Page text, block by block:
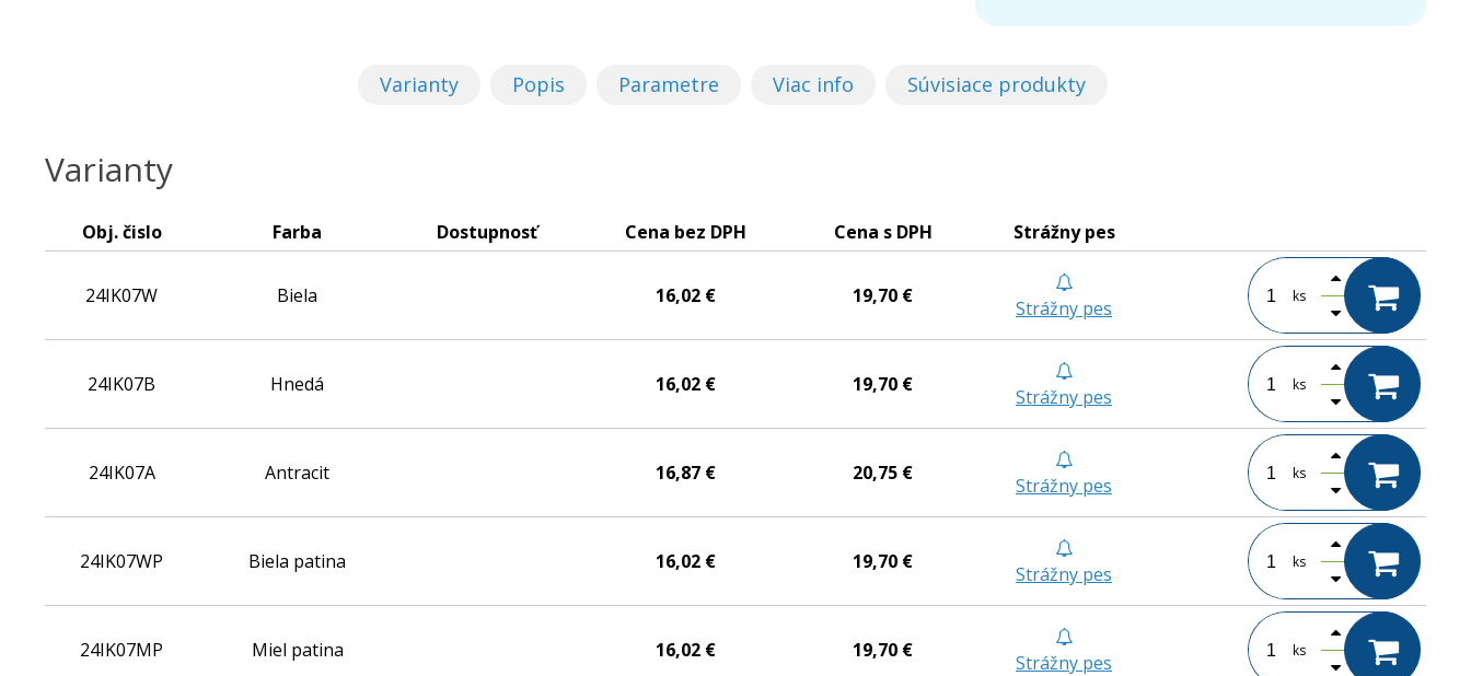
Varianty Popis Parametre Viac info Súvisiace produkty
Varianty
Obj. čislo Farba Dostupnosť Cena bez DPH Cena s DPH Strážny pes
24IK07W Biela 16,02 € 19,70 €
Strážny pes
ks
24IK07B Hnedá 16,02 € 19,70 €
Strážny pes
ks
24IK07A Antracit 16,87 € 20,75 €
Strážny pes
ks
24IK07WP Biela patina 16,02 € 19,70 €
Strážny pes
ks
24IK07MP Miel patina 16,02 € 19,70 €
Strážny pes
ks